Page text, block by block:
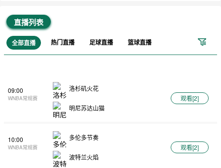
直播列表
全部直播 热门直播 足球直播 篮球直播
09:00
WNBA常规赛
洛杉矶火花
明尼苏达山猫
观看[2]
10:00
WNBA常规赛
多伦多节奏
波特兰火焰
观看[2]